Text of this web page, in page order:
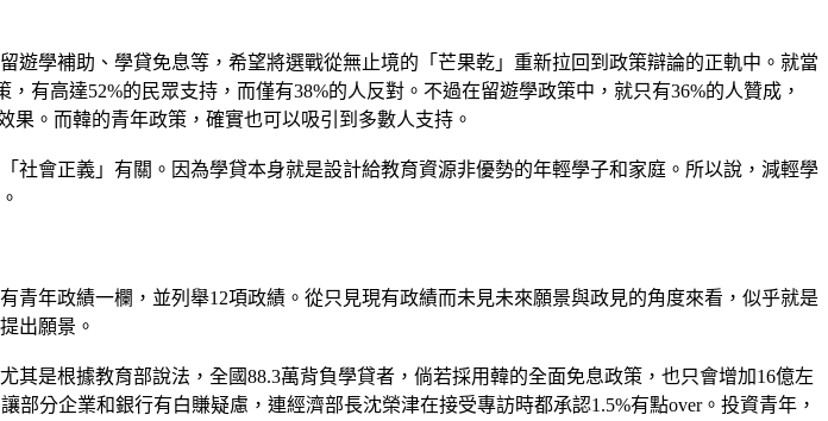
遊學補助、學貸免息等，希望將選戰從無止境的「芒果乾」重新拉回到政策辯論的正軌中。就當
有高達52%的民眾支持，而僅有38%的人反對。不過在留遊學政策中，就只有36%的人贊成，
。而韓的青年政策，確實也可以吸引到多數人支持。
會正義」有關。因為學貸本身就是設計給教育資源非優勢的年輕學子和家庭。所以說，減輕學
年政績一欄，並列舉12項政績。從只見現有政績而未見未來願景與政見的角度來看，似乎就是
出願景。
是根據教育部說法，全國88.3萬背負學貸者，倘若採用韓的全面免息政策，也只會增加16億左
分企業和銀行有白賺疑慮，連經濟部長沈榮津在接受專訪時都承認1.5%有點over。投資青年，